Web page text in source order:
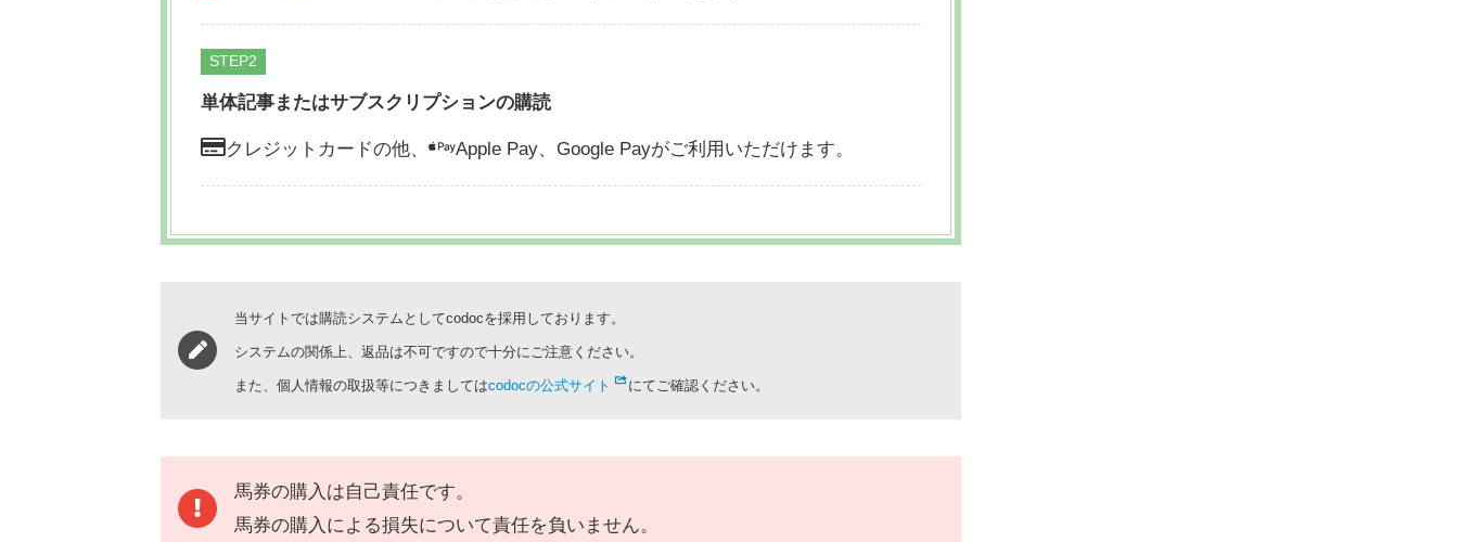
STEP
単体記事またはサブスクリプションの購読
クレジットカードの他、 Apple Pay、 Google Payがご利用いただけます。
当サイトでは購読システムとしてcodocを採用しております。
システムの関係上、返品は不可ですので十分にご注意ください。
また、個人情報の取扱等につきましてはcodocの公式サイト にてご確認ください。
馬券の購入は自己責任です。
馬券の購入による損失について責任を負いません。